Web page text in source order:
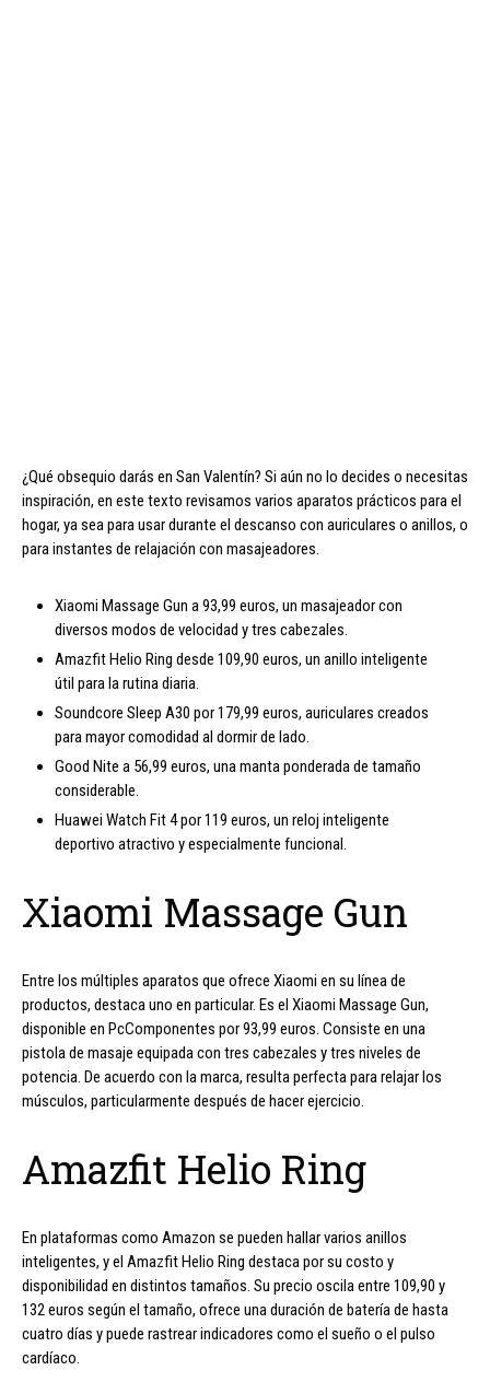
¿Qué obsequio darás en San Valentín? Si aún no lo decides o necesitas
inspiración, en este texto revisamos varios aparatos prácticos para el
hogar, ya sea para usar durante el descanso con auriculares o anillos, o
para instantes de relajación con masajeadores.
Xiaomi Massage Gun a 93,99 euros, un masajeador con
diversos modos de velocidad y tres cabezales.
Amazfit Helio Ring desde 109,90 euros, un anillo inteligente
útil para la rutina diaria.
Soundcore Sleep A30 por 179,99 euros, auriculares creados
para mayor comodidad al dormir de lado.
Good Nite a 56,99 euros, una manta ponderada de tamaño
considerable.
Huawei Watch Fit 4 por 119 euros, un reloj inteligente
deportivo atractivo y especialmente funcional.
Xiaomi Massage Gun
Entre los múltiples aparatos que ofrece Xiaomi en su línea de
productos, destaca uno en particular. Es el Xiaomi Massage Gun,
disponible en PcComponentes por 93,99 euros. Consiste en una
pistola de masaje equipada con tres cabezales y tres niveles de
potencia. De acuerdo con la marca, resulta perfecta para relajar los
músculos, particularmente después de hacer ejercicio.
Amazfit Helio Ring
En plataformas como Amazon se pueden hallar varios anillos
inteligentes, y el Amazfit Helio Ring destaca por su costo y
disponibilidad en distintos tamaños. Su precio oscila entre 109,90 y
132 euros según el tamaño, ofrece una duración de batería de hasta
cuatro días y puede rastrear indicadores como el sueño o el pulso
cardíaco.